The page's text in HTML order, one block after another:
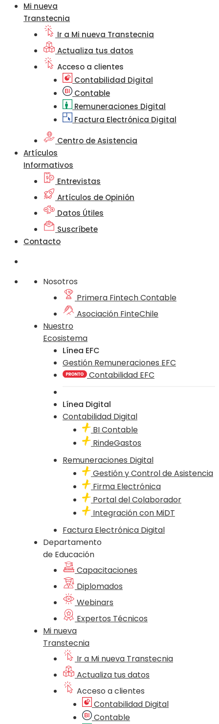
Mi nueva
Transtecnia
Ir a Mi nueva Transtecnia
Actualiza tus datos
Acceso a clientes
Contabilidad Digital
Contable
Remuneraciones Digital
Factura Electrónica Digital
Centro de Asistencia
Artículos
Informativos
Entrevistas
Artículos de Opinión
Datos Útiles
Suscríbete
Contacto
Nosotros
Primera Fintech Contable
Asociación FinteChile
Nuestro
Ecosistema
Línea EFC
Gestión Remuneraciones EFC
Contabilidad EFC
Línea Digital
Contabilidad Digital
BI Contable
RindeGastos
Remuneraciones Digital
Gestión y Control de Asistencia
Firma Electrónica
Portal del Colaborador
Integración con MiDT
Factura Electrónica Digital
Departamento
de Educación
Capacitaciones
Diplomados
Webinars
Expertos Técnicos
Mi nueva
Transtecnia
Ir a Mi nueva Transtecnia
Actualiza tus datos
Acceso a clientes
Contabilidad Digital
Contable